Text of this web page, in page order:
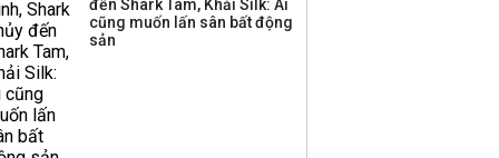
Thị trường thường
đến Shark Tam, Khải Silk: Ai
cũng muốn lấn sân bất động
sản